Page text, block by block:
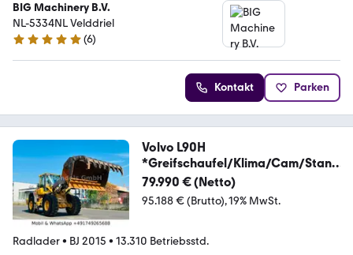
BIG Machinery B.V.
NL-5334NL Velddriel
5 Sterne
(6)
Kontakt Parken
Volvo L90H
*Greifschaufel/Klima/Cam/Stand
heizung/Shz
79.990 € (Netto)
95.188 € (Brutto) 19% MwSt.
Radlader• BJ 2015 • 13.310 Betriebsstd.